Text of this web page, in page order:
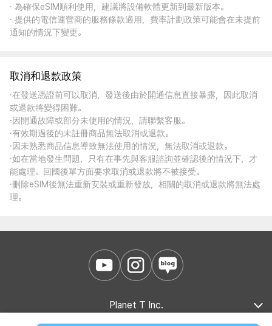
· 為確保eSIM順利使用，建議將設備軟體更新到最新版本。
· 提供的電信運營商的服務條款適用，費率計劃政策可能會在未提前
通知的情況下變更。
取消和退款政策
·在發送憑證前可以取消，發送後由於開通信息直接暴露，因此取消
或退款將變得困難。
·因開通故障或部分未使用的情況，請聯繫客服。
·有效期過後的未註冊商品無法取消或退款。
·因未熟悉商品信息導致無法使用的情況，無法取消或退款。
·如在當地發生問題，只有在事先與客服諮詢並確認後的情況下，才
能處理。回國後單方面要求取消或退款將不被接受。
·刪除eSIM後無法重新安裝或重新發放，相關的取消或退款將無法處
理。
Planet T Inc.